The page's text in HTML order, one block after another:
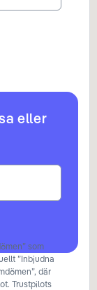
eller
som
”Inbjudna
där
Trustpilots